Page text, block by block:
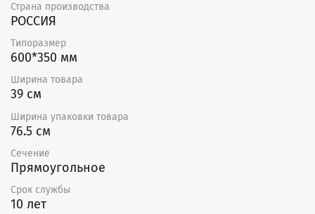
Страна производства
РОССИЯ
Типоразмер
600*350 мм
Ширина товара
39 см
Ширина упаковки товара
76.5 см
Сечение
Прямоугольное
Срок службы
10 лет